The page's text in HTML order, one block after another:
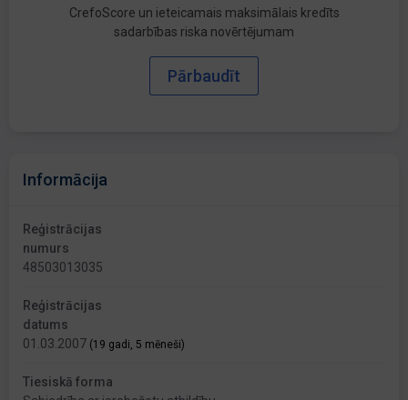
CrefoScore un ieteicamais maksimālais kredīts
sadarbības riska novērtējumam
Pārbaudīt
Informācija
Reģistrācijas
numurs
48503013035
Reģistrācijas
datums
01.03.2007 (19 gadi, 5 mēneši)
Tiesiskā forma